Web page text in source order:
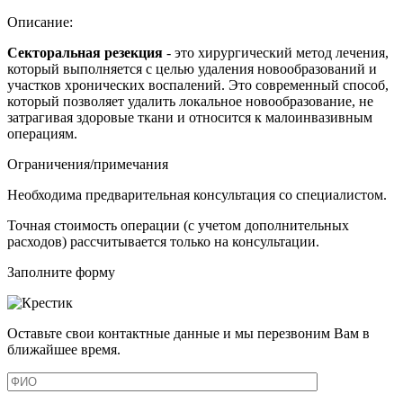
Описание:
Секторальная резекция - это хирургический метод лечения,
который выполняется с целью удаления новообразований и
участков хронических воспалений. Это современный способ,
который позволяет удалить локальное новообразование, не
затрагивая здоровые ткани и относится к малоинвазивным
операциям.
Ограничения/примечания
Необходима предварительная консультация со специалистом.
Точная стоимость операции (с учетом дополнительных
расходов) рассчитывается только на консультации.
Заполните форму
Оставьте свои контактные данные и мы перезвоним Вам в
ближайшее время.